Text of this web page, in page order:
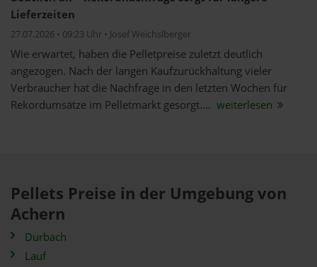
Lieferzeiten
27.07.2026 • 09:23 Uhr • Josef Weichslberger
Wie erwartet, haben die Pelletpreise zuletzt deutlich
angezogen. Nach der langen Kaufzurückhaltung vieler
Verbraucher hat die Nachfrage in den letzten Wochen für
Rekordumsätze im Pelletmarkt gesorgt.... weiterlesen
Pellets Preise in der Umgebung von
Achern
Durbach
Lauf